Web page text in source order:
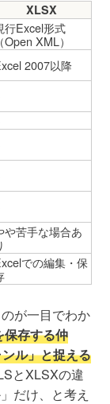
XLSX
行Excel形式
（Open XML）
2007以降
や苦手な場合あ
での編集・保
が一目でわか
存する仲
ル」と捉える
とXLSXの違
だけ、と考え